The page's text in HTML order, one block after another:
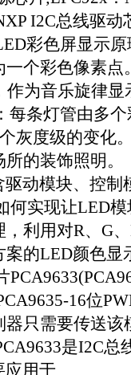
：NXP I2C总
彩色屏显示原
个彩色像素点
为音乐旋律
灯管由多个
灰度级的变化
场所的装饰
动模块、控制
现让LED模块
利用对R、G
的LED颜色显
16位
只需要传送该
是I2C总
应用于